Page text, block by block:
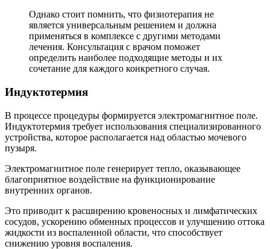
Однако стоит помнить, что физиотерапия не
является универсальным решением и должна
применяться в комплексе с другими методами
лечения. Консультация с врачом поможет
определить наиболее подходящие методы и их
сочетание для каждого конкретного случая.
Индуктотермия
В процессе процедуры формируется электромагнитное поле.
Индуктотермия требует использования специализированного
устройства, которое располагается над областью мочевого
пузыря.
Электромагнитное поле генерирует тепло, оказывающее
благоприятное воздействие на функционирование
внутренних органов.
Это приводит к расширению кровеносных и лимфатических
сосудов, ускорению обменных процессов и улучшению оттока
жидкости из воспаленной области, что способствует
снижению уровня воспаления.